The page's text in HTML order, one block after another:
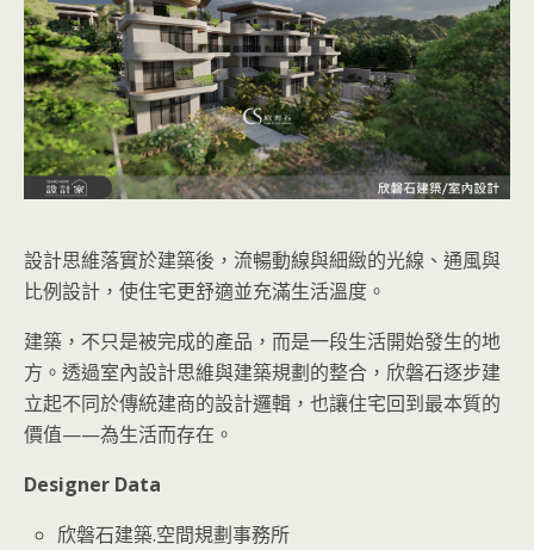
設計思維落實於建築後，流暢動線與細緻的光線、通風與
比例設計，使住宅更舒適並充滿生活溫度。
建築，不只是被完成的產品，而是一段生活開始發生的地
方。透過室內設計思維與建築規劃的整合，欣磐石逐步建
立起不同於傳統建商的設計邏輯，也讓住宅回到最本質的
價值——為生活而存在。
Designer Data
欣磐石建築.空間規劃事務所